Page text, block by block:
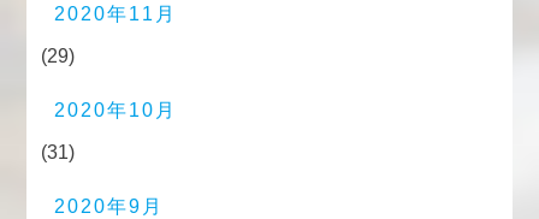
2020年11月
(29)
2020年10月
(31)
2020年9月